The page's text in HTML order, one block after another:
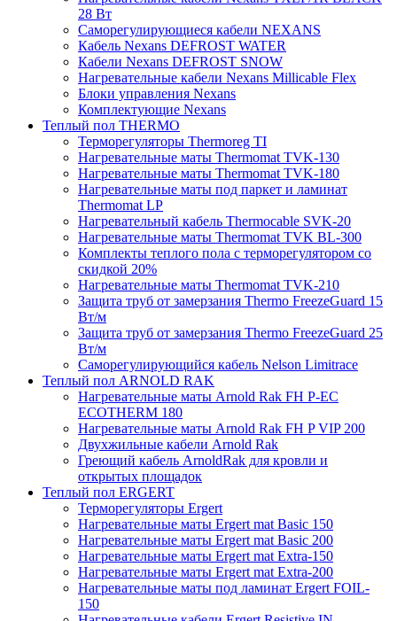
28 Вт
Саморегулирующиеся кабели NEXANS
Кабель Nexans DEFROST WATER
Кабели Nexans DEFROST SNOW
Нагревательные кабели Nexans Millicable Flex
Блоки управления Nexans
Комплектующие Nexans
Теплый пол THERMO
Терморегуляторы Thermoreg TI
Нагревательные маты Thermomat TVK-130
Нагревательные маты Thermomat TVK-180
Нагревательные маты под паркет и ламинат
Thermomat LP
Нагревательный кабель Thermocable SVK-20
Нагревательные маты Thermomat TVK BL-300
Комплекты теплого пола с терморегулятором со
скидкой 20%
Нагревательные маты Thermomat TVK-210
Защита труб от замерзания Thermo FreezeGuard 15
Вт/м
Защита труб от замерзания Thermo FreezeGuard 25
Вт/м
Саморегулирующийся кабель Nelson Limitrace
Теплый пол ARNOLD RAK
Нагревательные маты Arnold Rak FH P-EC
ECOTHERM 180
Нагревательные маты Arnold Rak FH P VIP 200
Двухжильные кабели Arnold Rak
Греющий кабель ArnoldRak для кровли и
открытых площадок
Теплый пол ERGERT
Терморегуляторы Ergert
Нагревательные маты Ergert mat Basic 150
Нагревательные маты Ergert mat Basic 200
Нагревательные маты Ergert mat Extra-150
Нагревательные маты Ergert mat Extra-200
Нагревательные маты под ламинат Ergert FOIL-
150